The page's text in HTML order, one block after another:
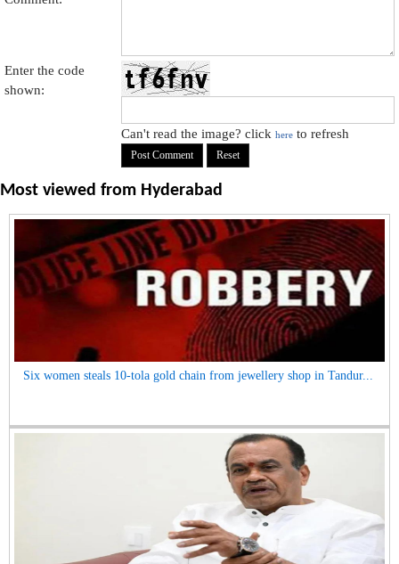
Enter the code
shown:
Can't read the image? clickhere to refresh
Most viewed from Hyderabad
Six women steals 10-tola gold chain from jewellery shop in Tandur...